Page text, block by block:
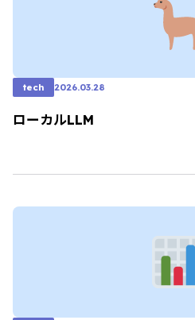
tech 2026.03.28
ローカルLLM